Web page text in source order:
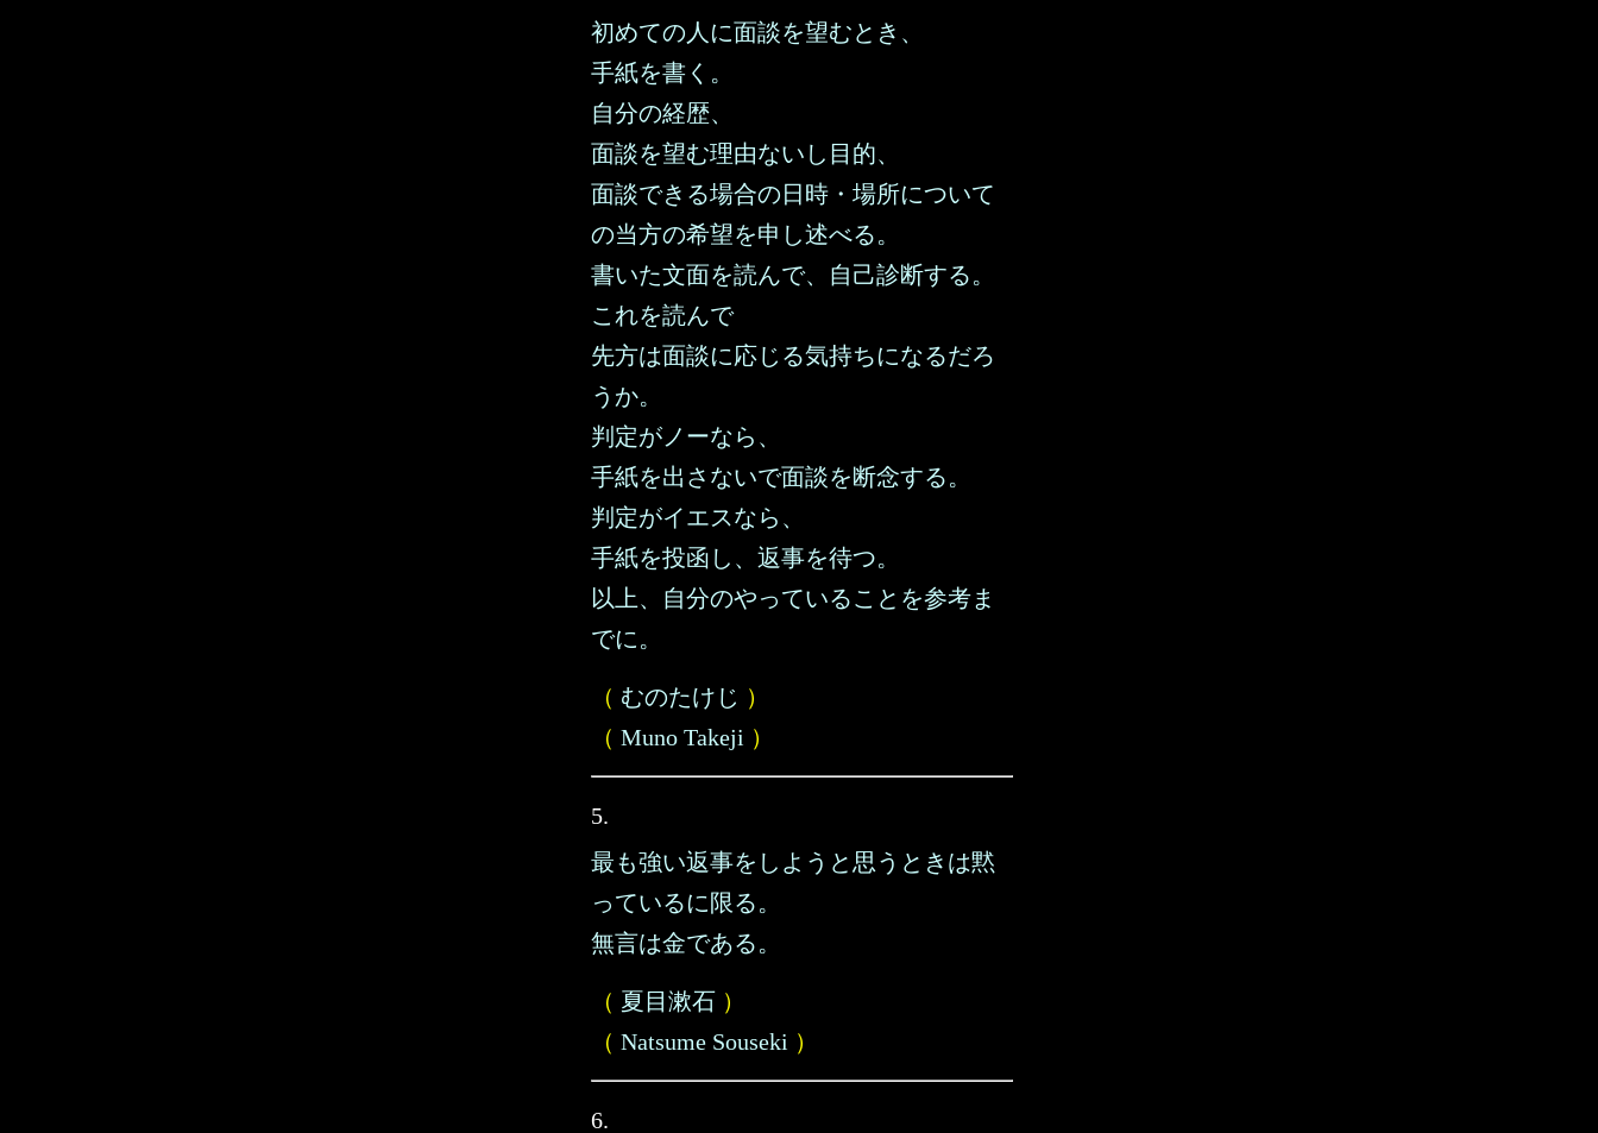
初めての人に面談を望むとき、
手紙を書く。
自分の経歴、
面談を望む理由ないし目的、
面談できる場合の日時・場所について
の当方の希望を申し述べる。
書いた文面を読んで、自己診断する。
これを読んで
先方は面談に応じる気持ちになるだろ
うか。
判定がノーなら、
手紙を出さないで面談を断念する。
判定がイエスなら、
手紙を投函し、返事を待つ。
以上、自分のやっていることを参考ま
でに。
（ むのたけじ ）
（ Muno Takeji ）
5.
最も強い返事をしようと思うときは黙
っているに限る。
無言は金である。
（ 夏目漱石 ）
（ Natsume Souseki ）
6.